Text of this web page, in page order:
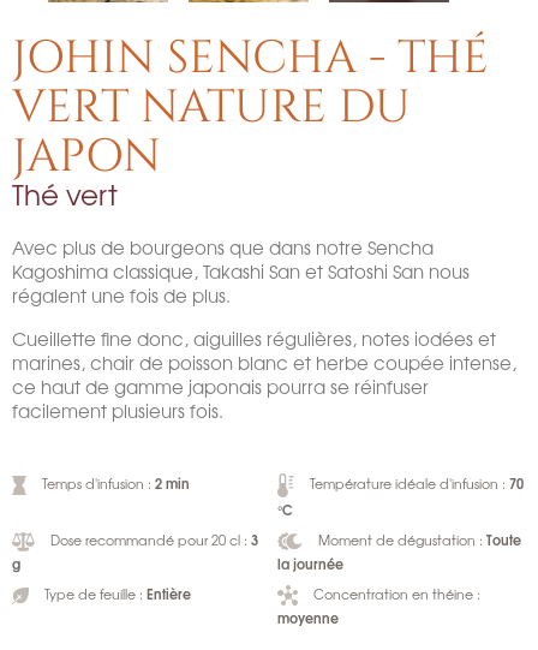
JOHIN SENCHA - THÉ
VERT NATURE DU
JAPON
Thé vert
Avec plus de bourgeons que dans notre Sencha
Kagoshima classique, Takashi San et Satoshi San nous
régalent une fois de plus.
Cueillette fine donc, aiguilles régulières, notes iodées et
marines, chair de poisson blanc et herbe coupée intense,
ce haut de gamme japonais pourra se réinfuser
facilement plusieurs fois.
Temps d'infusion : 2 min Température idéale d'infusion : 70
°C
Dose recommandé pour 20 cl : 3
g
Moment de dégustation : Toute
la journée
Type de feuille : Entière Concentration en théine :
moyenne